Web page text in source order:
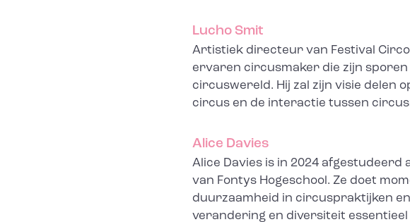
Lucho Smit
Artistiek directeur van Festival
ervaren circusmaker die zijn
circuswereld. Hij zal zijn visie delen
circus en de interactie tussen
Alice Davies
Alice Davies is in 2024 afgestudeerd
van Fontys Hogeschool. Ze doet
duurzaamheid in circuspraktijken
verandering en diversiteit essentieel